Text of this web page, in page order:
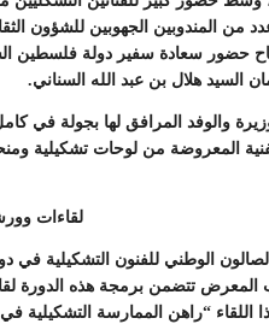
من المندوبين الجهوبين للشؤون
حضور سعادة سفير دولة فلسطين
السيد هلال بن عبد الله السناني.
والوفد المرافق لها بجولة في
المعروضة من لوحات تشكيلية
لقاءات
عبد الستار الخليفي: مهم جدا
الملتقى الدولي الحسين
الجامعي بوجودي أو بدونه